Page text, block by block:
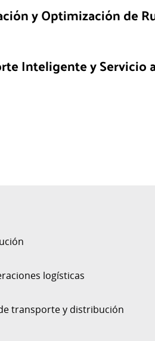
y Optimización de
Inteligente y Servicio
logísticas
transporte y distribución